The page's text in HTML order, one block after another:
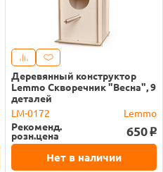
Деревянный конструктор
Lemmo Скворечник "Весна", 9
деталей
LM-0172
Lemmo
Рекоменд.
розн.цена 650 o
Нет в наличии